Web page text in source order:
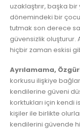
uzaklaştırır, başka
dönemindeki bir
tutmak son derece
güvensizlik oluşturur.
hiçbir zaman eskisi
Ayrılamama,
korkusu ilişkiye
kendilerine güveni
korktukları için kendi
kişiler ile birlikte
kendilerini güvende